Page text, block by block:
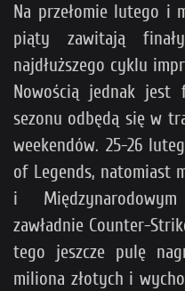
Na przełomie lutego i
piąty zawitają
najdłuższego cyklu
Nowością jednak jest
sezonu odbędą się w
weekendów. 25-26
of Legends, natomiast
i
zawładnie Counter-
tego jeszcze pulę
miliona złotych i